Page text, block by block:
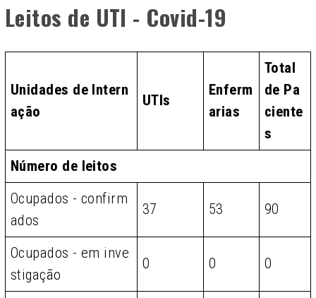
Leitos de UTI - Covid-19
Unidades de Intern
ação
UTIs
Enferm
arias
Total
de Pa
ciente
s
Número de leitos
Ocupados - confirm
ados
37 53 90
Ocupados - em inve
stigação
0 0 0